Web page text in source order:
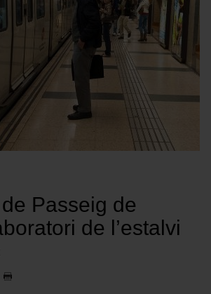
Passeig de
de l’estalvi